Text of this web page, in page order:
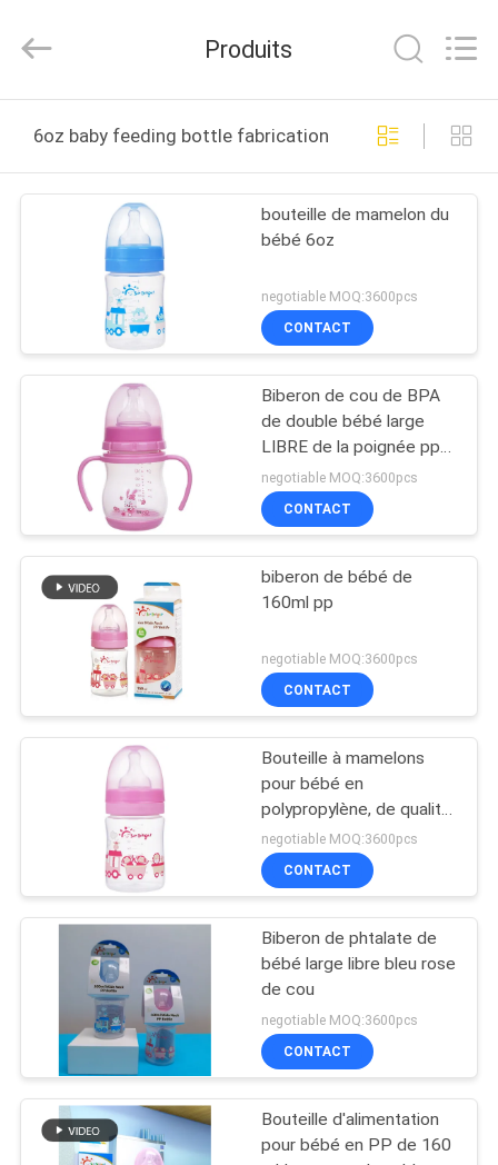
APERÇU
PRODUITS
VIDÉOS
PROPOS
VISITE
D'USINE
CONTRÔLE
QUALITÉ
CONTACT
NOUVELLES
CAS
SHOPPING
Infant
products
Rights
Produits
6oz baby feeding bottle fabrication en ligne
bouteille de mamelon du
bébé 6oz
negotiable MOQ:3600pcs
CONTACT
Biberon de cou de BPA
de double bébé large
LIBRE de la poignée pp
6oz
negotiable MOQ:3600pcs
CONTACT
biberon de bébé de
160ml pp
negotiable MOQ:3600pcs
CONTACT
Bouteille à mamelons
pour bébé en
polypropylène, de qualité
alimentaire sûre et non
toxique
negotiable MOQ:3600pcs
CONTACT
Biberon de phtalate de
bébé large libre bleu rose
de cou
negotiable MOQ:3600pcs
CONTACT
Bouteille d'alimentation
pour bébé en PP de 160